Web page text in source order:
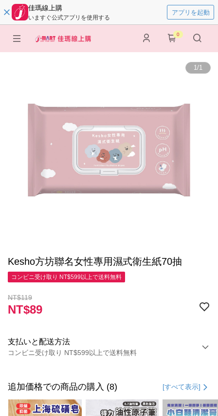
佳瑪線上購
いますぐ公式アプリを使用する
アプリを起動
0
1/1
Kesho方坊聯名女性專用濕式衛生紙70抽
コンビニ受け取り NT$599以上で送料無料
NT$119
NT$89
支払いと配送方法
コンビニ受け取り NT$599以上で送料無料
クレジットカード1回払い
コンビニ店頭代金引換
追加価格での商品の購入 (8) [すべて表示]